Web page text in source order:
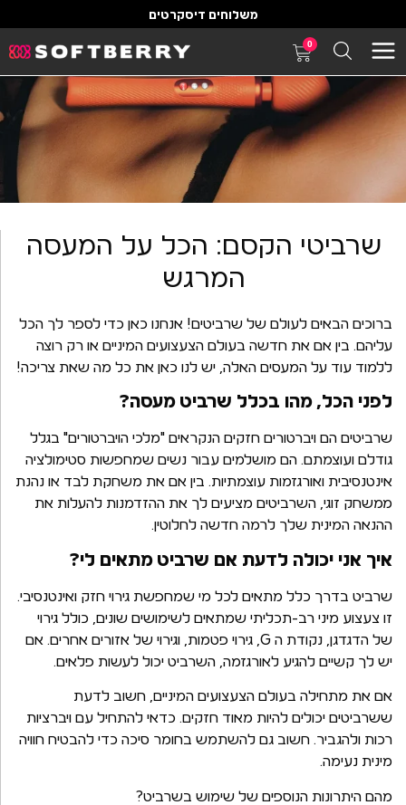
משלוחים דיסקרטים
0
שרביטי הקסם: הכל על המעסה
המרגש
ברוכים הבאים לעולם של שרביטים! אנחנו כאן כדי לספר לך הכל
עליהם. בין אם את חדשה בעולם הצעצועים המיניים או רק רוצה
ללמוד עוד על המעסים האלה, יש לנו כאן את כל מה שאת צריכה!
לפני הכל, מהו בכלל שרביט מעסה?
שרביטים הם ויברטורים חזקים הנקראים "מלכי הויברטורים" בגלל
גודלם ועוצמתם. הם מושלמים עבור נשים שמחפשות סטימולציה
אינטנסיבית ואורגזמות עוצמתיות. בין אם את משחקת לבד או נהנת
ממשחק זוגי, השרביטים מציעים לך את ההזדמנות להעלות את
ההנאה המינית שלך לרמה חדשה לחלוטין.
איך אני יכולה לדעת אם שרביט מתאים לי?
שרביט בדרך כלל מתאים לכל מי שמחפשת גירוי חזק ואינטנסיבי.
זו צעצוע מיני רב-תכליתי שמתאים לשימושים שונים, כולל גירוי
של הדגדגן, נקודת ה G, גירוי פטמות, וגירוי של אזורים אחרים. אם
יש לך קשיים להגיע לאורגזמה, השרביט יכול לעשות פלאים.
אם את מתחילה בעולם הצעצועים המיניים, חשוב לדעת
ששרביטים יכולים להיות מאוד חזקים. כדאי להתחיל עם ויברציות
רכות ולהגביר. חשוב גם להשתמש בחומר סיכה כדי להבטיח חוויה
מינית נעימה.
מהם היתרונות הנוספים של שימוש בשרביט?